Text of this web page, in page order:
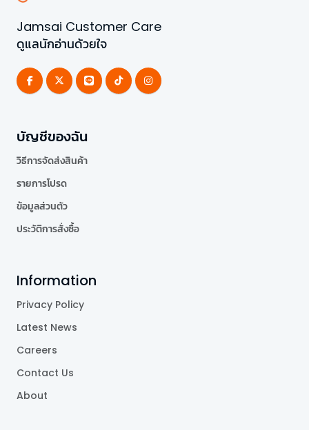
Jamsai Customer Care
ดูแลนักอ่านด้วยใจ
บัญชีของฉัน
วิธีการจัดส่งสินค้า
รายการโปรด
ข้อมูลส่วนตัว
ประวัติการสั่งซื้อ
Information
Privacy Policy
Latest News
Careers
Contact Us
About